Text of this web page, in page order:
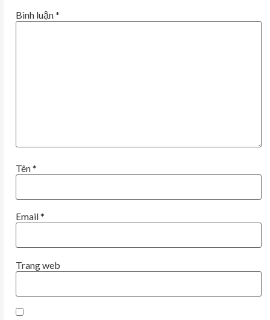
Bình luận*
Tên*
Email*
Trang web